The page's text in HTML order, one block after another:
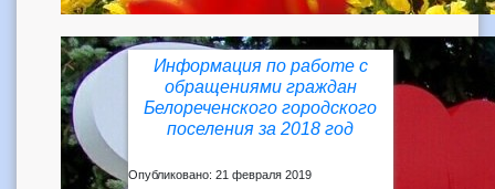
Информация по работе с
обращениями граждан
Белореченского городского
поселения за 2018 год
Опубликовано: 21 февраля 2019